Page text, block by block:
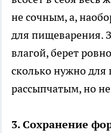
не сочным, а,
для пищеварения.
влагой, берет
сколько нужно для
рассыпчатым, но
3. Сохранение